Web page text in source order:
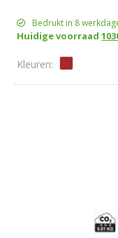
Bedrukt in 8
Huidige voorraad